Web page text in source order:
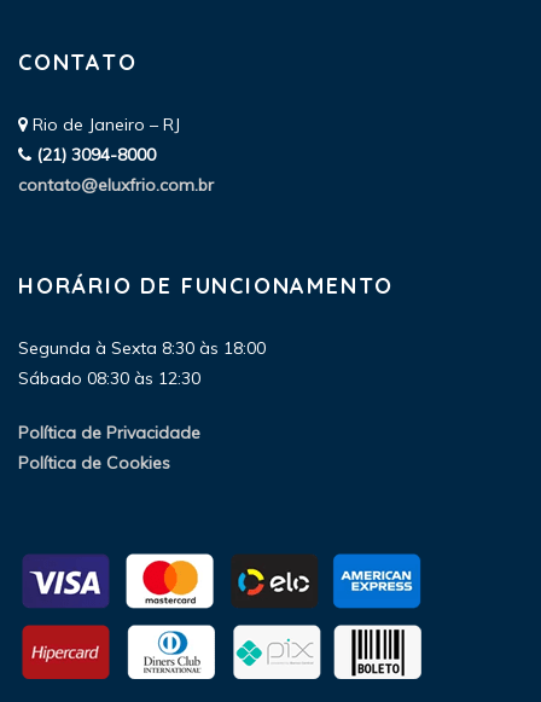
CONTATO
Rio de Janeiro – RJ
(21) 3094-8000
contato@eluxfrio.com.br
HORÁRIO DE FUNCIONAMENTO
Segunda à Sexta 8:30 às 18:00
Sábado 08:30 às 12:30
Política de Privacidade
Política de Cookies